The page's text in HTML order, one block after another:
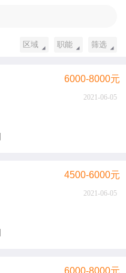
区域 职能 筛选
6000-8000元
2021-06-05
4500-6000元
2021-06-05
6000-8000元